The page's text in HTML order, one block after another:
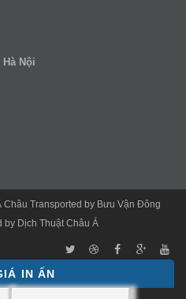
Nội
Châu Transported by Bưu Vận Đông
by Dịch Thuật Châu Á
IN ẤN